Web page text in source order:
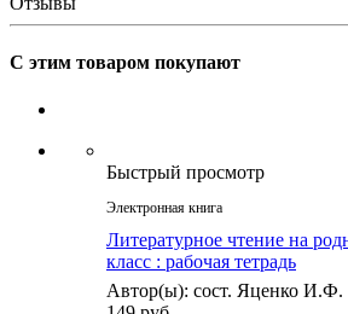
С этим товаром покупают
Быстрый просмотр
Электронная книга
Литературное чтение на
класс : рабочая тетрадь
Автор(ы): сост. Яценко И.Ф.